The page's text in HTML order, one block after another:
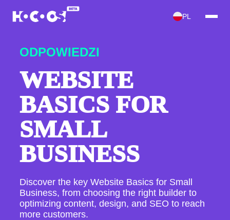
PL
ODPOWIEDZI
WEBSITE
BASICS FOR
SMALL
BUSINESS
Discover the key Website Basics for Small
Business, from choosing the right builder to
optimizing content, design, and SEO to reach
more customers.